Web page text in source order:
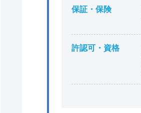
保証・保険
許認可・資格